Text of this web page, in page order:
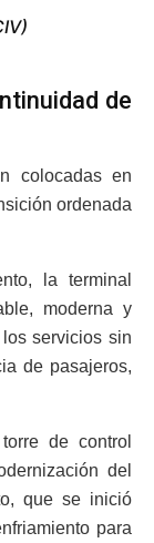
de
colocadas en
ordenada
la terminal
moderna y
servicios sin
de pasajeros,
de control
del
que se inició
para